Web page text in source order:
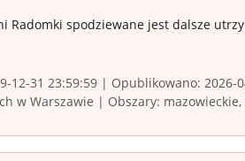
spodziewane jest dalsze
12-31 23:59:59 | Opublikowano:
w Warszawie | Obszary: